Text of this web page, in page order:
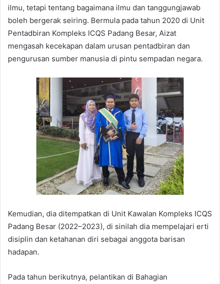
ilmu, tetapi tentang bagaimana ilmu dan tanggungjawab
boleh bergerak seiring. Bermula pada tahun 2020 di Unit
Pentadbiran Kompleks ICQS Padang Besar, Aizat
mengasah kecekapan dalam urusan pentadbiran dan
pengurusan sumber manusia di pintu sempadan negara.
Kemudian, dia ditempatkan di Unit Kawalan Kompleks ICQS
Padang Besar (2022–2023), di sinilah dia mempelajari erti
disiplin dan ketahanan diri sebagai anggota barisan
hadapan.
Pada tahun berikutnya, pelantikan di Bahagian